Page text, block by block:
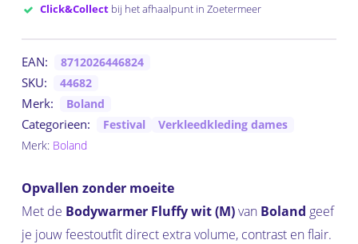
Click&Collectbij het afhaalpunt in Zoetermeer
EAN: 8712026446824
SKU: 44682
Merk: Boland
Categorieen: Festival
Verkleedkleding dames
Merk: Boland
Opvallen zonder moeite
Met de Bodywarmer Fluffy wit (M)van Boland geef
je jouw feestoutfit direct extra volume, contrast en flair.